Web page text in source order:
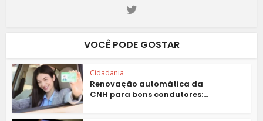
VOCÊ PODE GOSTAR
Cidadania
Renovação automática da
CNH para bons condutores:...